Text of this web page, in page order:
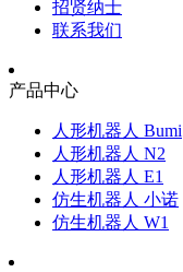
招贤纳士
联系我们
产品中心
人形机器人 Bumi
人形机器人 N2
人形机器人 E1
仿生机器人 小诺
仿生机器人 W1